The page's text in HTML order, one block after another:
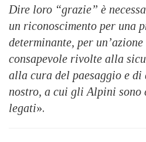
Dire loro “grazie” è
un riconoscimento per una
determinante, per
consapevole rivolte alla
alla cura del paesaggio e
nostro, a cui gli Alpini sono
legati».